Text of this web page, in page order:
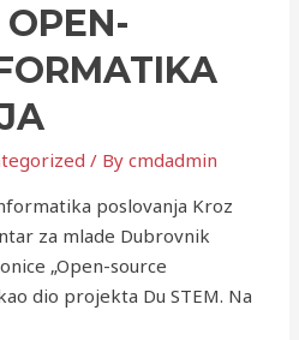
/ Bycmdadmin
poslovanja Kroz
za mlade Dubrovnik
„Open-source
dio projekta Du STEM. Na